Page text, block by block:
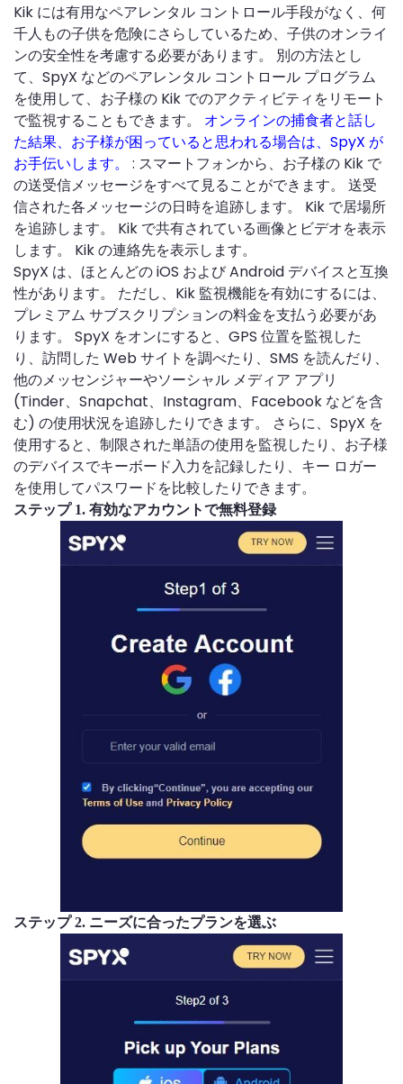
Kik には有用なペアレンタル コントロール手段がなく、何
千人もの子供を危険にさらしているため、子供のオンライ
ンの安全性を考慮する必要があります。 別の方法とし
て、SpyX などのペアレンタル コントロール プログラム
を使用して、お子様の Kik でのアクティビティをリモート
で監視することもできます。 オンラインの捕食者と話し
た結果、お子様が困っていると思われる場合は、SpyX が
お手伝いします。 : スマートフォンから、お子様の Kik で
の送受信メッセージをすべて見ることができます。 送受
信された各メッセージの日時を追跡します。 Kik で居場所
を追跡します。 Kik で共有されている画像とビデオを表示
します。 Kik の連絡先を表示します。
SpyX は、ほとんどの iOS および Android デバイスと互換
性があります。 ただし、Kik 監視機能を有効にするには、
プレミアム サブスクリプションの料金を支払う必要があ
ります。 SpyX をオンにすると、GPS 位置を監視した
り、訪問した Web サイトを調べたり、SMS を読んだり、
他のメッセンジャーやソーシャル メディア アプリ
(Tinder、Snapchat、Instagram、Facebook などを含
む) の使用状況を追跡したりできます。 さらに、SpyX を
使用すると、制限された単語の使用を監視したり、お子様
のデバイスでキーボード入力を記録したり、キー ロガー
を使用してパスワードを比較したりできます。
ステップ 1. 有効なアカウントで無料登録
ステップ 2. ニーズに合ったプランを選ぶ